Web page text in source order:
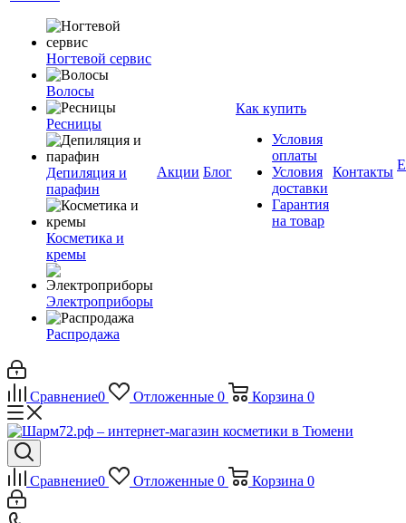
Ногтевой сервис
Волосы
Ресницы
Депиляция и
парафин
Косметика и
кремы
Электроприборы
Распродажа
Акции Блог
Как купить
Условия
оплаты
Условия
доставки
Гарантия
на товар
Контакты
Сравнение0 Отложенные 0 Корзина 0
Сравнение0 Отложенные 0 Корзина 0